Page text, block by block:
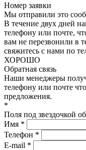
Номер заявки
Мы отправили это
В течение двух дней
телефону или почте,
вам не перезвонили в
свяжитесь с нами по
ХОРОШО
Обратная связь
Наши менеджеры
телефону или почте
предложения.
*
Поля под звездочкой
Имя *
Телефон *
E-mail *